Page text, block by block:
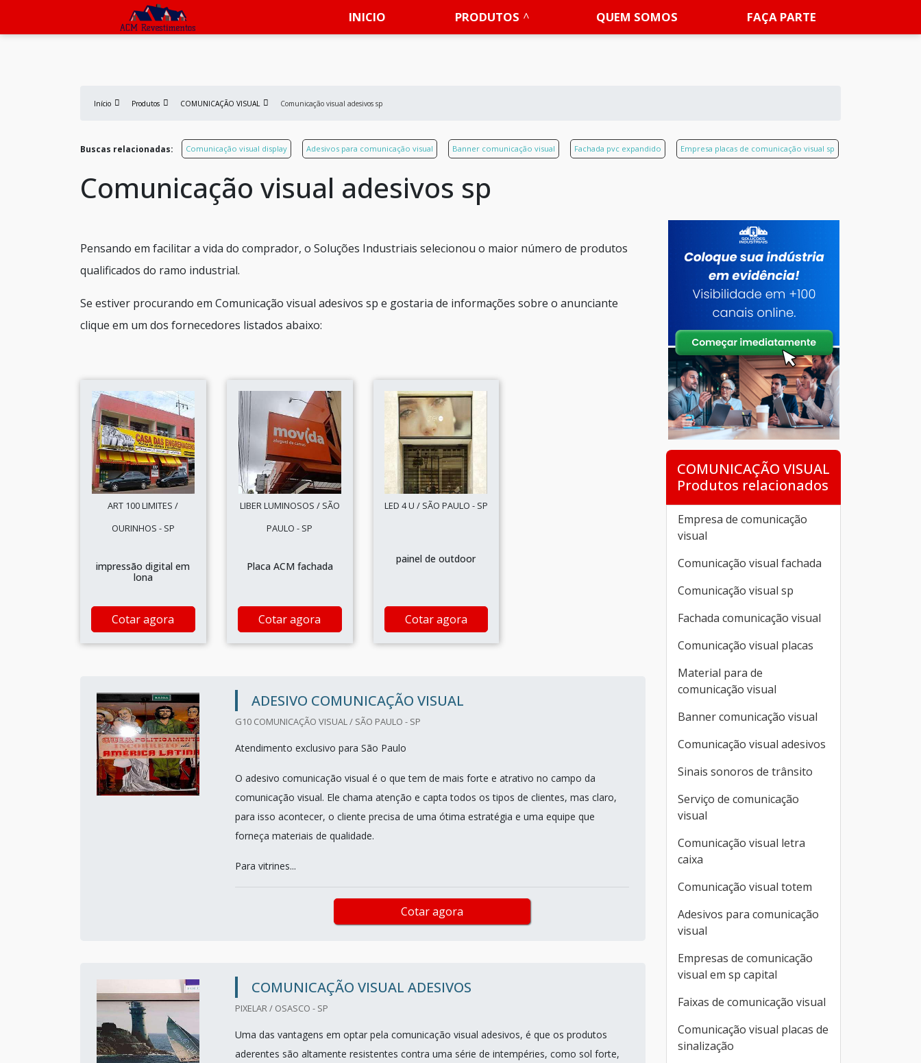
INICIO PRODUTOS QUEM SOMOS FAÇA PARTE
Início Produtos COMUNICAÇÃO VISUAL Comunicação visual adesivos sp
Buscas relacionadas: Comunicação visual display Adesivos para comunicação visual Banner comunicação visual Fachada pvc expandido Empresa placas de comunicação visual sp
Comunicação visual adesivos sp
Pensando em facilitar a vida do comprador, o Soluções Industriais selecionou o maior número de produtos
qualificados do ramo industrial.
Se estiver procurando em Comunicação visual adesivos sp e gostaria de informações sobre o anunciante
clique em um dos fornecedores listados abaixo:
ART 100 LIMITES /
OURINHOS - SP
impressão digital em
lona
Cotar agora
LIBER LUMINOSOS / SÃO
PAULO - SP
Placa ACM fachada
Cotar agora
LED 4 U / SÃO PAULO - SP
painel de outdoor
Cotar agora
ADESIVO COMUNICAÇÃO VISUAL
G10 COMUNICAÇÃO VISUAL / SÃO PAULO - SP
Atendimento exclusivo para São Paulo
O adesivo comunicação visual é o que tem de mais forte e atrativo no campo da
comunicação visual. Ele chama atenção e capta todos os tipos de clientes, mas claro,
para isso acontecer, o cliente precisa de uma ótima estratégia e uma equipe que
forneça materiais de qualidade.
Para vitrines...
Cotar agora
COMUNICAÇÃO VISUAL ADESIVOS
PIXELAR / OSASCO - SP
Uma das vantagens em optar pela comunicação visual adesivos, é que os produtos
aderentes são altamente resistentes contra uma série de intempéries, como sol forte,
COMUNICAÇÃO VISUAL
Produtos relacionados
Empresa de comunicação
visual
Comunicação visual fachada
Comunicação visual sp
Fachada comunicação visual
Comunicação visual placas
Material para de
comunicação visual
Banner comunicação visual
Comunicação visual adesivos
Sinais sonoros de trânsito
Serviço de comunicação
visual
Comunicação visual letra
caixa
Comunicação visual totem
Adesivos para comunicação
visual
Empresas de comunicação
visual em sp capital
Faixas de comunicação visual
Comunicação visual placas de
sinalização